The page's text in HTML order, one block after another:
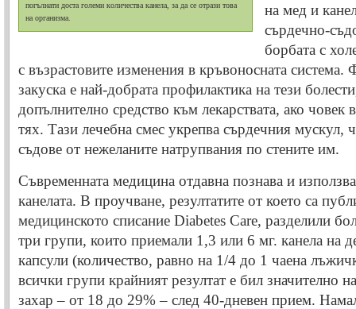
погълнати доста големи количества канела, за да се отрази това
на организма.
на мед и
сърдечно-
борбата с
с възрастовите изменения в кръвоносната система.
закуска е най-добрата профилактика на тези
допълнително средство към лекарствата, ако човек
тях. Тази лечебна смес укрепва сърдечния мускул,
съдове от нежеланите натрупвания по стените им.
Съвременната медицина отдавна познава и
канелата. В проучване, резултатите от което са
медицинското списание Diabetes Care, разделили
три групи, които приемали 1,3 или 6 мг. канела на
капсули (количество, равно на 1/4 до 1 чаена
всички групи крайният резултат е бил значително
захар – от 18 до 29% – след 40-дневен прием.